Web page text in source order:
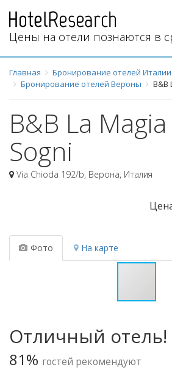
Цены на отели познаются в
Главная
Бронирование отелей Италии
Бронирование отелей Вероны
B&B
B&B La
Sogni
Via Chioda 192/b, Верона, Италия
Фото На карте
Отличный отель!
81% гостей рекомендуют